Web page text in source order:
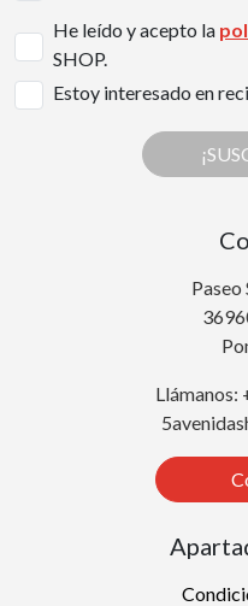
He leído y acepto la
SHOP.
Estoy interesado en
Paseo
Llámanos: